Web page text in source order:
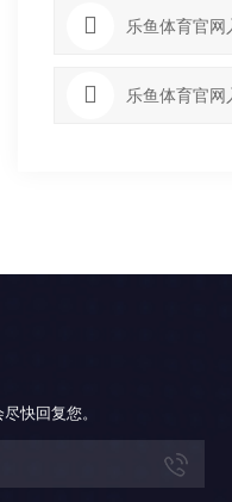
乐鱼体育官
乐鱼体育官网
快回复您。